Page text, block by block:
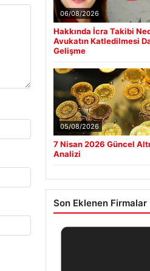
06/08/2026
Hakkında İcra Takibi
Avukatın Katledilmesi
Gelişme
05/08/2026
7 Nisan 2026 Güncel
Analizi
Son Eklenen Firmalar